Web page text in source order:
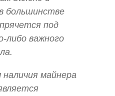
большинстве
под
либо важного
наличия майнера